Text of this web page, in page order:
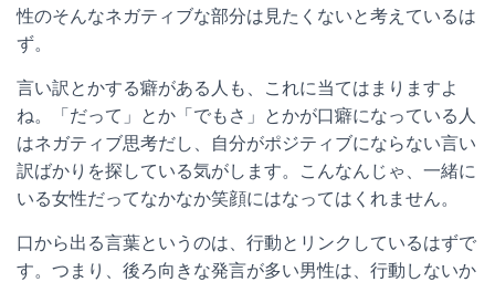
性のそんなネガティブな部分は見たくないと考えているは
ず。
言い訳とかする癖がある人も、これに当てはまりますよ
ね。「だって」とか「でもさ」とかが口癖になっている人
はネガティブ思考だし、自分がポジティブにならない言い
訳ばかりを探している気がします。こんなんじゃ、一緒に
いる女性だってなかなか笑顔にはなってはくれません。
口から出る言葉というのは、行動とリンクしているはずで
す。つまり、後ろ向きな発言が多い男性は、行動しないか